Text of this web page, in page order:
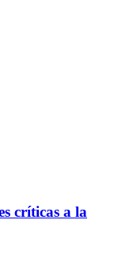
críticas a la